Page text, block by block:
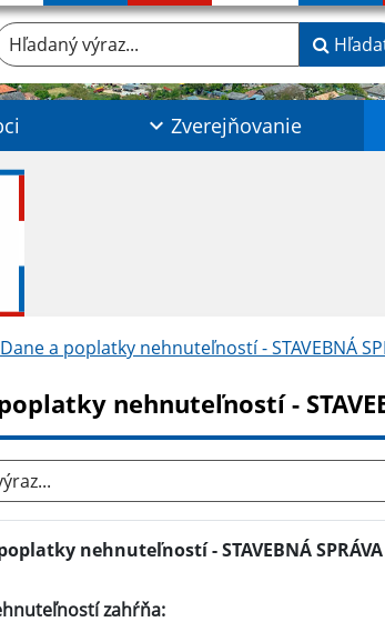
výraz...
Zverejňovanie
Dane a poplatky nehnuteľností - STAVEBNÁ
nehnuteľností -
nehnuteľností - STAVEBNÁ SPRÁVA
zahŕňa: